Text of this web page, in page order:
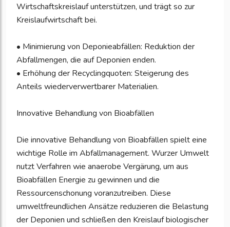
Wirtschaftskreislauf unterstützen, und trägt so zur
Kreislaufwirtschaft bei.
• Minimierung von Deponieabfällen: Reduktion der
Abfallmengen, die auf Deponien enden.
• Erhöhung der Recyclingquoten: Steigerung des
Anteils wiederverwertbarer Materialien.
Innovative Behandlung von Bioabfällen
Die innovative Behandlung von Bioabfällen spielt eine
wichtige Rolle im Abfallmanagement. Wurzer Umwelt
nutzt Verfahren wie anaerobe Vergärung, um aus
Bioabfällen Energie zu gewinnen und die
Ressourcenschonung voranzutreiben. Diese
umweltfreundlichen Ansätze reduzieren die Belastung
der Deponien und schließen den Kreislauf biologischer